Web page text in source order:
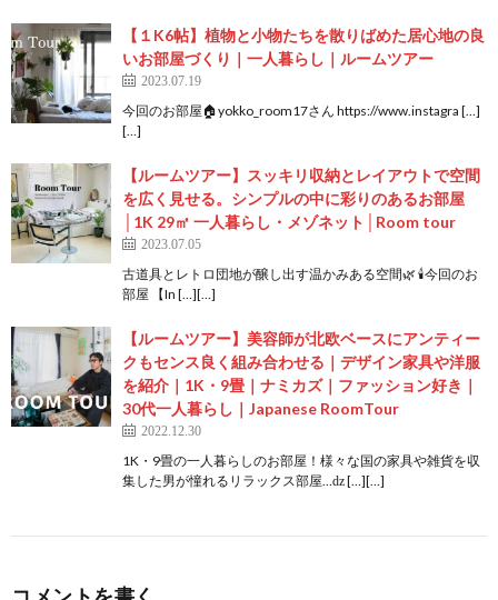
【１K6帖】植物と小物たちを散りばめた居心地の良
いお部屋づくり｜一人暮らし｜ルームツアー
2023.07.19
今回のお部屋🏠yokko_room17さん https://www.instagra […]
[…]
【ルームツアー】スッキリ収納とレイアウトで空間
を広く見せる。シンプルの中に彩りのあるお部屋
│1K 29㎡ 一人暮らし・メゾネット│Room tour
2023.07.05
古道具とレトロ団地が醸し出す温かみある空間🌿 🕯今回のお
部屋 【In […][…]
【ルームツアー】美容師が北欧ベースにアンティー
クもセンス良く組み合わせる｜デザイン家具や洋服
を紹介｜1K・9畳｜ナミカズ｜ファッション好き｜
30代一人暮らし｜Japanese RoomTour
2022.12.30
1K・9畳の一人暮らしのお部屋！様々な国の家具や雑貨を収
集した男が憧れるリラックス部屋…ǳ […][…]